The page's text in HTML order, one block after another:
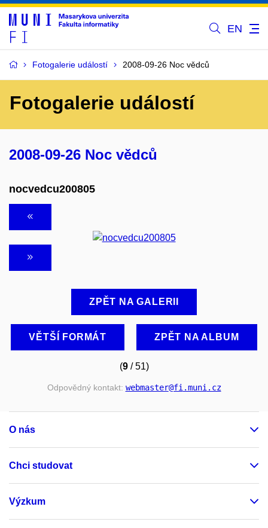
EN
Fotogalerie událostí 2008-09-26 Noc vědců
Fotogalerie událostí
2008-09-26 Noc vědců
nocvedcu200805
ZPĚT NA GALERII
VĚTŠÍ FORMÁT ZPĚT NA ALBUM
(9/ 51)
Odpovědný kontakt: webmaster@fi.muni.cz
O nás
Chci studovat
Výzkum